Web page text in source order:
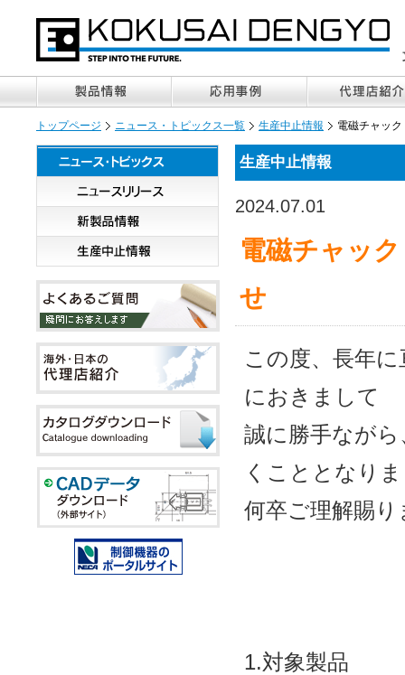
トップページ ニュース・トピックス一覧 生産中止情報 電磁チャッ
生産中止情報
2024.07.01
電磁チャッ
せ
この度、長年
におきまして
誠に勝手なが
くこととなり
何卒ご理解賜
1.対象製品